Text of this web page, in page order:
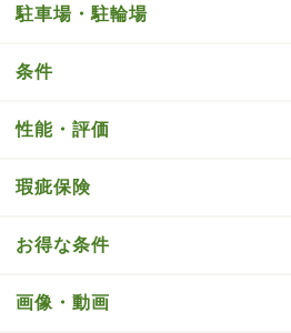
駐車場・駐輪場
条件
性能・評価
瑕疵保険
お得な条件
画像・動画